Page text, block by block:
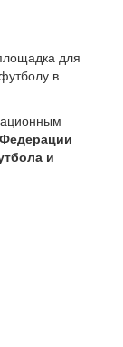
для
в
и